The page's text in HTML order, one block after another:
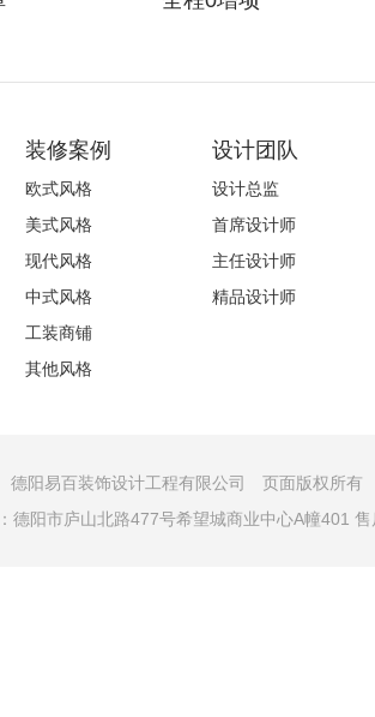
装修案例
欧式风格
美式风格
现代风格
中式风格
工装商铺
其他风格
设计团队
设计总监
首席设计师
主任设计师
精品设计师
德阳易百装饰设计工程有限公司 页面版权所
德阳市庐山北路477号希望城商业中心A幢401